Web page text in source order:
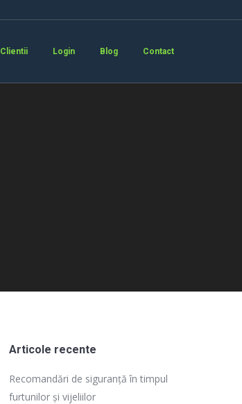
Clientii Login Blog Contact
Articole recente
Recomandări de siguranță în timpul
furtunilor și vijeliilor